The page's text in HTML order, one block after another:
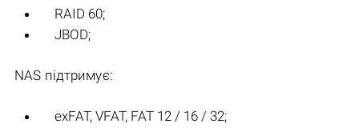
RAID 60;
JBOD;
NAS підтримує:
exFAT, VFAT, FAT 12 / 16 / 32;